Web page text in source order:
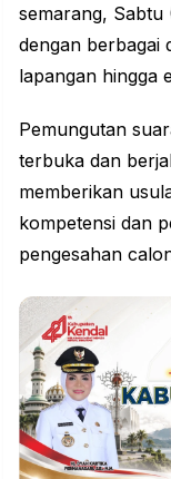
semarang,
dengan berbagai
lapangan hingga
Pemungutan
terbuka dan
memberikan
kompetensi dan
pengesahan